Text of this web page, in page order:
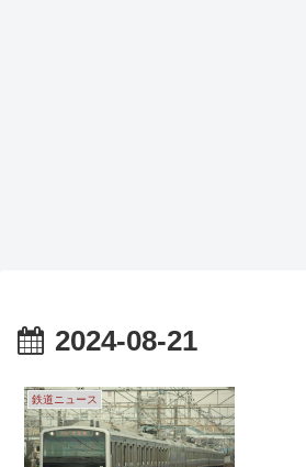
2024-08-21
鉄道ニュース